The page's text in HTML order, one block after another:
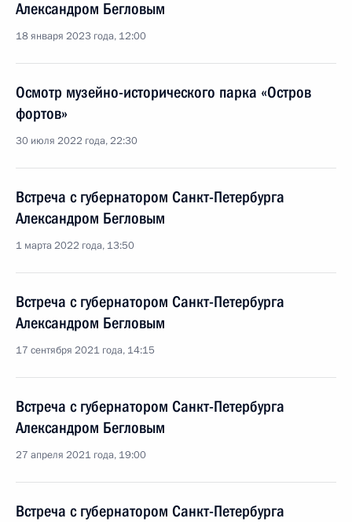
Александром Бегловым
18 января 2023 года, 12:00
Осмотр музейно-исторического парка «Остров
фортов»
30 июля 2022 года, 22:30
Встреча с губернатором Санкт-Петербурга
Александром Бегловым
1 марта 2022 года, 13:50
Встреча с губернатором Санкт-Петербурга
Александром Бегловым
17 сентября 2021 года, 14:15
Встреча с губернатором Санкт-Петербурга
Александром Бегловым
27 апреля 2021 года, 19:00
Встреча с губернатором Санкт-Петербурга